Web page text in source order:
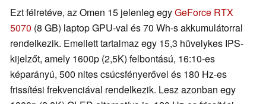
Ezt félretéve, az Omen 15 jelenleg egyGeForce RTX
5070 (8 GB) laptop GPU-val és 70 Wh-s akkumulátorral
rendelkezik. Emellett tartalmaz egy 15,3 hüvelykes IPS-
kijelzőt, amely 1600p (2,5K) felbontású, 16:10-es
képarányú, 500 nites csúcsfényerővel és 180 Hz-es
frissítési frekvenciával rendelkezik. Lesz azonban egy